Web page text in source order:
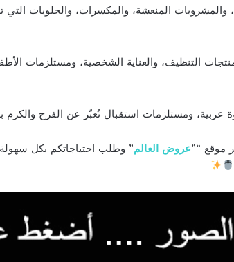
المنعشة، والمكسرات، والحلويات التي
التنظيف، والعناية الشخصية، ومستلزمات
ومستلزمات استقبال تُعبّر عن الفرح والكرم
موقع “”عروض العالم” وطلب احتياجاتكم بكل